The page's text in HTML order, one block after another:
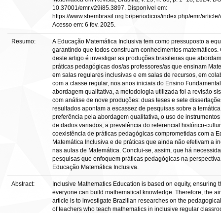
10.37001/emr.v29i85.3897. Disponível em:
https://www.sbembrasil.org.br/periodicos/index.php/emr/
Acesso em: 6 fev. 2025.
Resumo:
A Educação Matemática Inclusiva tem como pressuposto a
garantindo que todos construam conhecimentos matemáticos.
deste artigo é investigar as produções brasileiras que
práticas pedagógicas dos/as professores/as que ensinam
em salas regulares inclusivas e em salas de recursos, em
com a classe regular, nos anos iniciais do Ensino
abordagem qualitativa, a metodologia utilizada foi a revisão
com análise de nove produções: duas teses e sete
resultados apontam a escassez de pesquisas sobre a
preferência pela abordagem qualitativa, o uso de
de dados variados, a prevalência do referencial histórico-
coexistência de práticas pedagógicas comprometidas com a
Matemática Inclusiva e de práticas que ainda não efetivam a
nas aulas de Matemática. Conclui-se, assim, que há
pesquisas que enfoquem práticas pedagógicas na
Educação Matemática Inclusiva.
Abstract:
Inclusive Mathematics Education is based on equity, ensuring
everyone can build mathematical knowledge. Therefore, the
article is to investigate Brazilian researches on the
of teachers who teach mathematics in inclusive regular